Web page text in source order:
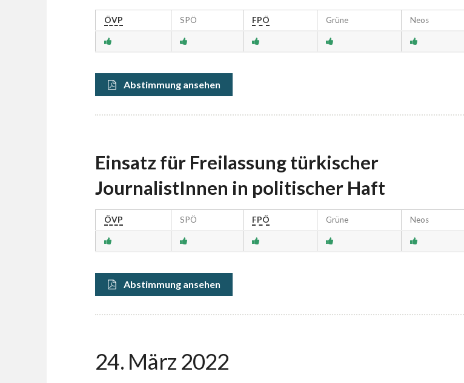
ÖVP SPÖ FPÖ Grüne Neos
Abstimmung ansehen
Einsatz für Freilassung türkischer
JournalistInnen in politischer Haft
ÖVP SPÖ FPÖ Grüne Neos
Abstimmung ansehen
24. März 2022